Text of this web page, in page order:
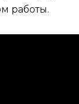
работы.